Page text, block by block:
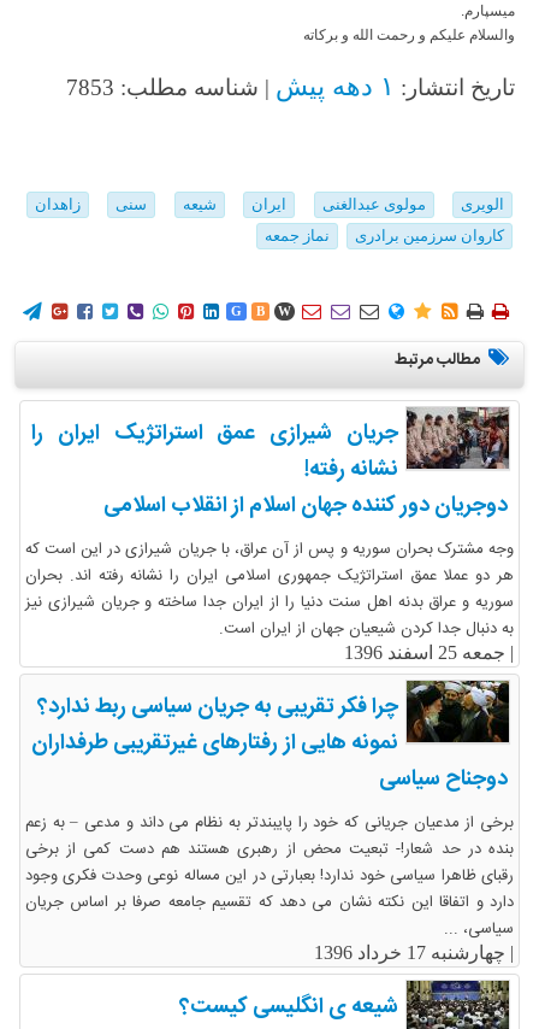
میسپارم.
والسلام علیکم و رحمت الله و برکاته
تاریخ انتشار: ۱ دهه پیش | شناسه مطلب: 7853
الویری مولوی عبدالغنی ایران شیعه سنی
زاهدان
کاروان سرزمین برادری
نماز جمعه
        G B W        
مطالب مرتبط
جریان شیرازی عمق استراتژیک ایران را
نشانه رفته!
دوجریان دور کننده جهان اسلام از انقلاب اسلامی
وجه مشترک بحران سوریه و پس از آن عراق، با جریان شیرازی در این است که
هر دو عملا عمق استراتژیک جمهوری اسلامی ایران را نشانه رفته اند. بحران
سوریه و عراق بدنه اهل سنت دنیا را از ایران جدا ساخته و جریان شیرازی نیز
به دنبال جدا کردن شیعیان جهان از ایران است.
| جمعه 25 اسفند 1396
چرا فکر تقریبی به جریان سیاسی ربط ندارد؟
نمونه هایی از رفتارهای غیرتقریبی طرفداران
دوجناح سیاسی
برخی از مدعیان جریانی که خود را پایبندتر به نظام می داند و مدعی – به زعم
بنده در حد شعار!- تبعیت محض از رهبری هستند هم دست کمی از برخی
رقبای ظاهرا سیاسی خود ندارد! بعبارتی در این مساله نوعی وحدت فکری وجود
دارد و اتفاقا این نکته نشان می دهد که تقسیم جامعه صرفا بر اساس جریان
سیاسی، ...
| چهارشنبه 17 خرداد 1396
شیعه ی انگلیسی کیست؟